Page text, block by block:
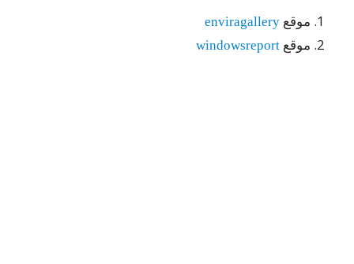
موقع enviragallery
موقع windowsreport